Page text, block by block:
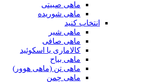
ماهی صبیتی
ماهی شوریده
انتخاب کنید
ماهی شیر
ماهی صافی
کالاماری یا اسکوئید
ماهی بیاح
ماهی تن (ماهی هوور)
ماهی چمن